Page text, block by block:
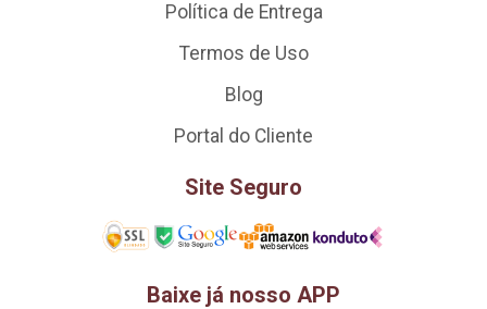
Política de Entrega
Termos de Uso
Blog
Portal do Cliente
Site Seguro
Baixe já nosso APP